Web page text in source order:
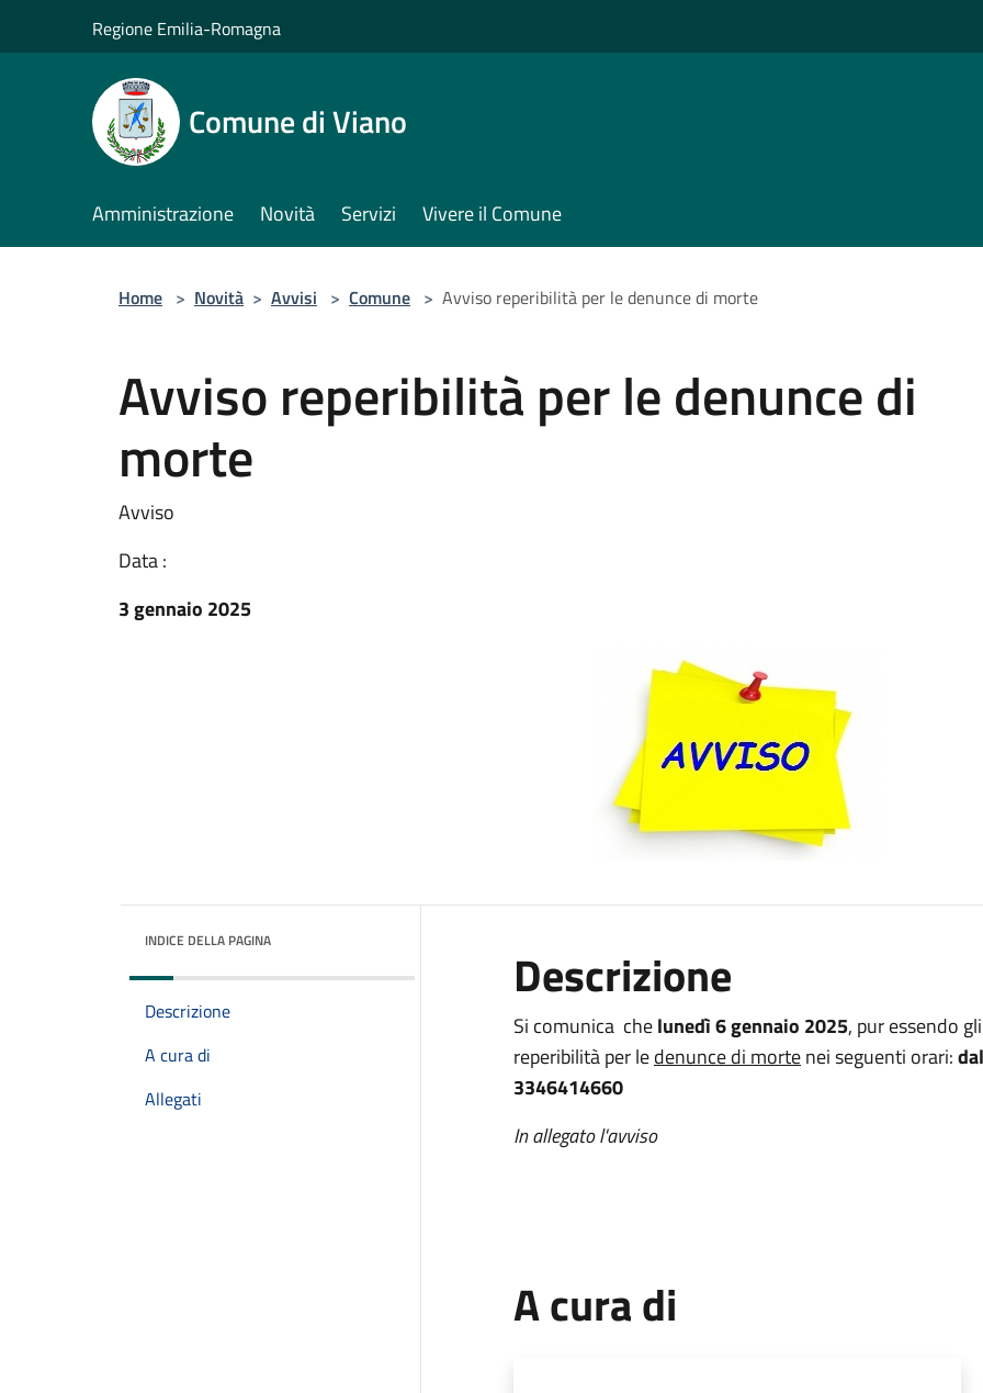
Regione Emilia-Romagna
Comune di Viano
Amministrazione Novità Servizi Vivere il Comune
Home > Novità > Avvisi > Comune > Avviso reperibilità per le denunce di morte
Avviso reperibilità per le denunce di
morte
Avviso
Data :
3 gennaio 2025
INDICE DELLA PAGINA
Descrizione
A cura di
Allegati
Descrizione
Si comunica chelunedì 6 gennaio 2025, pur essendo
reperibilità per ledenunce di mortenei seguenti orari:
3346414660
In allegato l'avviso
A cura di